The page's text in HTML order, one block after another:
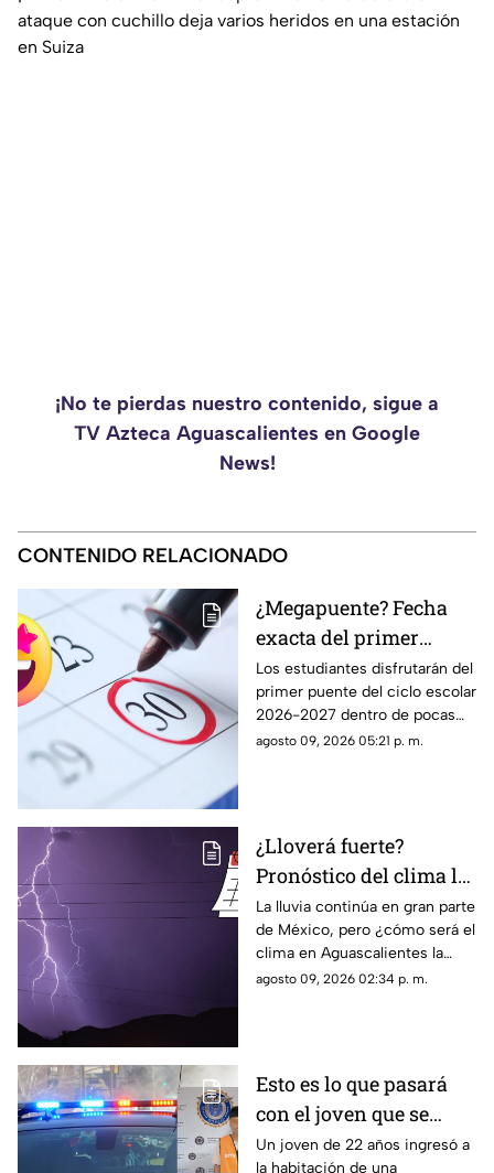
ataque con cuchillo deja varios heridos en una estación
en Suiza
¡No te pierdas nuestro contenido, sigue a
TV Azteca Aguascalientes en Google
News!
CONTENIDO RELACIONADO
¿Megapuente? Fecha
exacta del primer
puente del ciclo escolar
2026-2027 en
Aguascalientes
Los estudiantes disfrutarán del
primer puente del ciclo escolar
2026-2027 dentro de pocas
semanas; te contamos la fecha
agosto 09, 2026 05:21 p. m.
¿Lloverá fuerte?
Pronóstico del clima la
semana del 10 al 15 de
agosto en
Aguascalientes
La lluvia continúa en gran parte
de México, pero ¿cómo será el
clima en Aguascalientes la
semana del 10 al 15 de agosto?
agosto 09, 2026 02:34 p. m.
Esto es lo que pasará
con el joven que se
metió a la habitación
Un joven de 22 años ingresó a
la habitación de una